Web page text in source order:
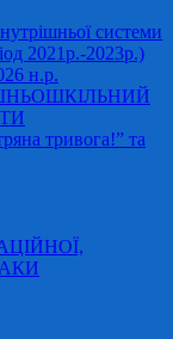
системи
2021р.-2023р.)
н.р.
тривога!” та